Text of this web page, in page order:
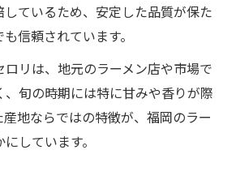
ているため、安定した品質が保た
信頼されています。
リは、地元のラーメン店や市場で
旬の時期には特に甘みや香りが際
地ならではの特徴が、福岡のラー
しています。